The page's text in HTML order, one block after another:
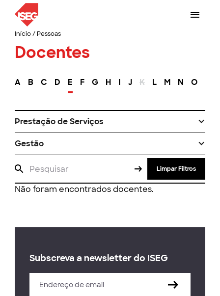
Início/ Pessoas
Docentes
A B C D E F G H I J K L M N O
Prestação de Serviços
Gestão
Limpar Filtros
Não foram encontrados docentes.
Subscreva a newsletter do ISEG